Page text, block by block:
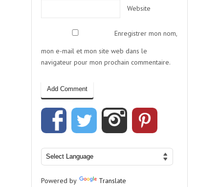
Website
Enregistrer mon nom,
mon e-mail et mon site web dans le
navigateur pour mon prochain commentaire.
Powered by Translate